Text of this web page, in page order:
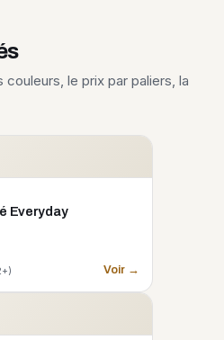
le prix par paliers, la
Everyday
Voir →